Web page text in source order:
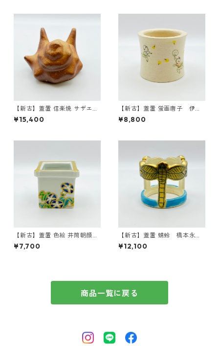
【新古】蓋置 信楽焼 サザエ
高橋楽斎 共箱入
¥15,400
【新古】蓋置 蛍画唐子 伊東
桂楽 共箱入
¥8,800
【新古】蓋置 色絵 井筒朝顔
高野昭阿弥 共箱入
¥7,700
【新古】蓋置 蜻蛉 橋本永
豊 共箱入
¥12,100
商品一覧に戻る